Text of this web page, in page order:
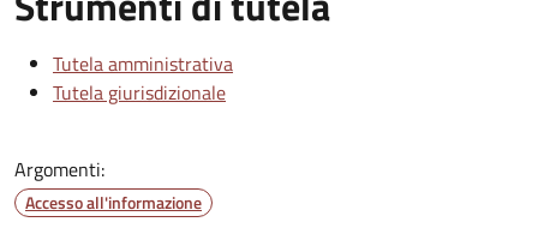
Tutela amministrativa
Tutela giurisdizionale
Argomenti:
Accesso all'informazione